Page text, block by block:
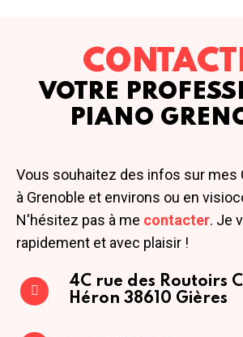
VOTRE
PIANO
Vous souhaitez des infos sur mes
à Grenoble et environs ou en
N'hésitez pas à me contacter. Je
rapidement et avec plaisir !
4C rue des Routoirs
Héron 38610 Gières